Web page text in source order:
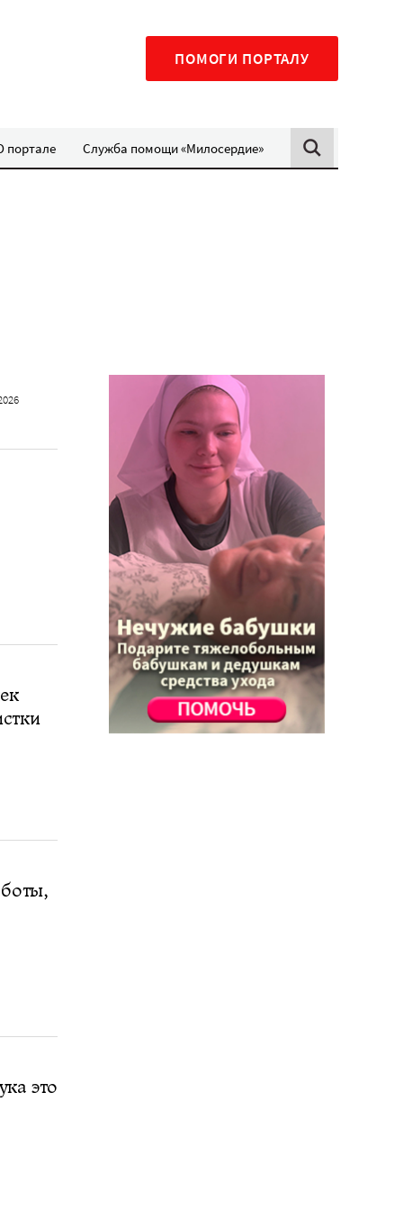
ПОМОГИ ПОРТАЛУ
портале Служба помощи «Милосердие»
это